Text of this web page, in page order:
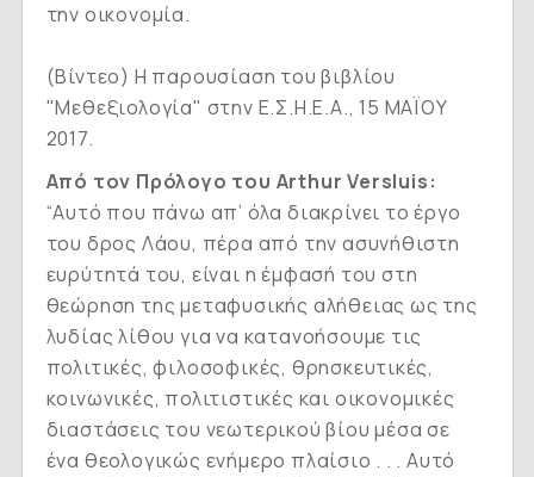
την οικονομία.
(Βίντεο) Η παρουσίαση του βιβλίου
"Μεθεξιολογία" στην Ε.Σ.Η.Ε.Α., 15 ΜΑΪΟΥ
2017.
Από τον Πρόλογο του ArthurVersluis:
“Αυτό που πάνω απ’ όλα διακρίνει το έργο
του δρος Λάου, πέρα από την ασυνήθιστη
ευρύτητά του, είναι η έμφασή του στη
θεώρηση της μεταφυσικής αλήθειας ως της
λυδίας λίθου για να κατανοήσουμε τις
πολιτικές, φιλοσοφικές, θρησκευτικές,
κοινωνικές, πολιτιστικές και οικονομικές
διαστάσεις του νεωτερικού βίου μέσα σε
ένα θεολογικώς ενήμερο πλαίσιο . . . Αυτό